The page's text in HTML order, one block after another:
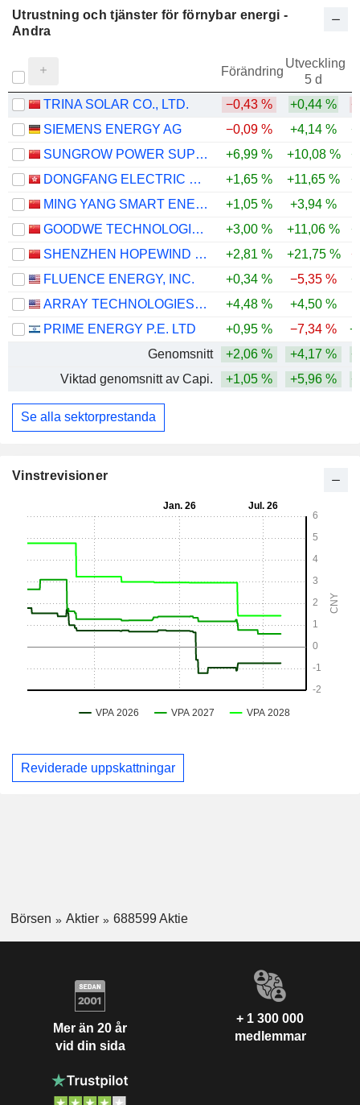
Utrustning och tjänster för förnybar energi -
Andra
Förändring
Utveckling
5 d
TRINA SOLAR CO., LTD. −0,43 % +0,44 %
SIEMENS ENERGY AG
−0,09 % +4,14 %
SUNGROW POWER SUPPLY CO., LTD.
+6,99 % +10,08 %
DONGFANG ELECTRIC CORPORATION LIMITED
+1,65 % +11,65 %
MING YANG SMART ENERGY GROUP LIMITED
+1,05 % +3,94 %
GOODWE TECHNOLOGIES CO., LTD.
+3,00 % +11,06 %
SHENZHEN HOPEWIND ELECTRIC CO., LTD.
+2,81 % +21,75 %
FLUENCE ENERGY, INC.
+0,34 % −5,35 %
ARRAY TECHNOLOGIES, INC.
+4,48 % +4,50 %
PRIME ENERGY P.E. LTD
+0,95 % −7,34 %
Genomsnitt
+2,06 % +4,17 %
Viktad genomsnitt av Capi.
+1,05 % +5,96 %
Se alla sektorprestanda
Vinstrevisioner
Reviderade uppskattningar
Börsen Aktier 688599 Aktie
Mer än 20 år
vid din sida
+ 1 300 000
medlemmar